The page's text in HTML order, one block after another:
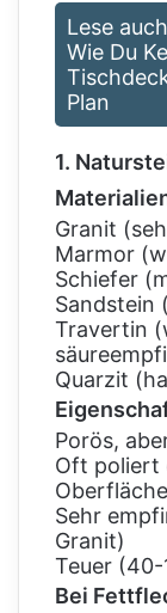
Lese
Wie Du
Plan
1.
Granit
Marmor
Schiefer
Sandstein
Travertin
Quarzit
Porös,
Oft poliert
Sehr
Granit)
Teuer (40-
Bei